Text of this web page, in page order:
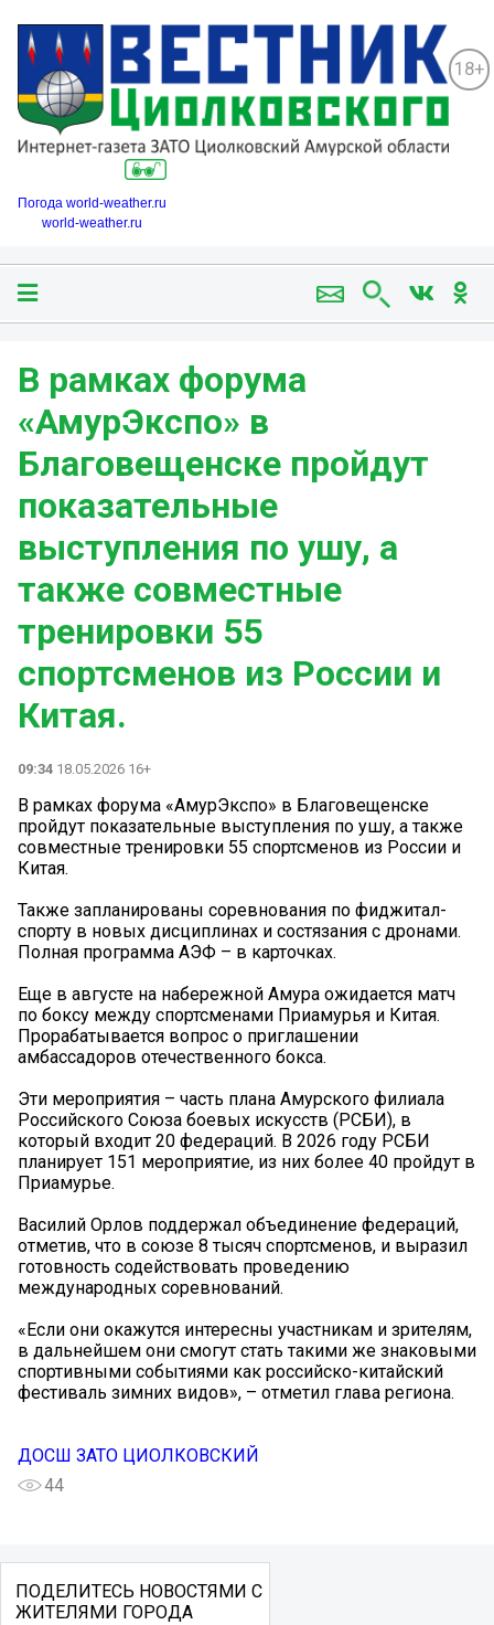
18+
Погода world-weather.ru
world-weather.ru
В рамках форума
«АмурЭкспо» в
Благовещенске пройдут
показательные
выступления по ушу, а
также совместные
тренировки 55
спортсменов из России и
Китая.
09:34 18.05.2026 16+
В рамках форума «АмурЭкспо» в Благовещенске
пройдут показательные выступления по ушу, а также
совместные тренировки 55 спортсменов из России и
Китая.
Также запланированы соревнования по фиджитал-
спорту в новых дисциплинах и состязания с дронами.
Полная программа АЭФ – в карточках.
Еще в августе на набережной Амура ожидается матч
по боксу между спортсменами Приамурья и Китая.
Прорабатывается вопрос о приглашении
амбассадоров отечественного бокса.
Эти мероприятия – часть плана Амурского филиала
Российского Союза боевых искусств (РСБИ), в
который входит 20 федераций. В 2026 году РСБИ
планирует 151 мероприятие, из них более 40 пройдут в
Приамурье.
Василий Орлов поддержал объединение федераций,
отметив, что в союзе 8 тысяч спортсменов, и выразил
готовность содействовать проведению
международных соревнований.
«Если они окажутся интересны участникам и зрителям,
в дальнейшем они смогут стать такими же знаковыми
спортивными событиями как российско-китайский
фестиваль зимних видов», – отметил глава региона.
ДОСШ ЗАТО ЦИОЛКОВСКИЙ
44
ПОДЕЛИТЕСЬ НОВОСТЯМИ С
ЖИТЕЛЯМИ ГОРОДА